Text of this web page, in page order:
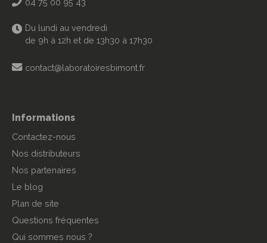
Du lundi au vendredi
de 9h à 12h et de 13h30 à 17h30
contact@laboratoiresbimont.fr
Informations
Contactez-nous
Nos distributeurs
Nos partenaires
Le blog
Plan de site
Questions fréquentes
Qui sommes nous ?